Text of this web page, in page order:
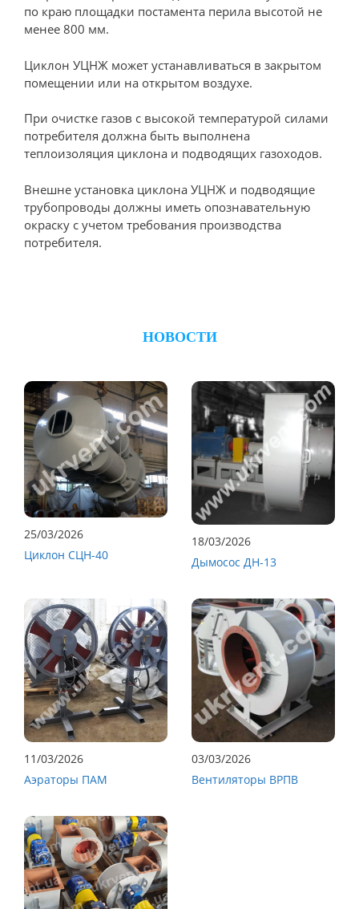
по краю площадки постамента перила высотой не
менее 800 мм.
Циклон УЦНЖ может устанавливаться в закрытом
помещении или на открытом воздухе.
При очистке газов с высокой температурой силами
потребителя должна быть выполнена
теплоизоляция циклона и подводящих газоходов.
Внешне установка циклона УЦНЖ и подводящие
трубопроводы должны иметь опознавательную
окраску с учетом требования производства
потребителя.
НОВОСТИ
25/03/2026
Циклон СЦН-40
18/03/2026
Дымосос ДН-13
11/03/2026
Аэраторы ПАМ
03/03/2026
Вентиляторы ВРПВ